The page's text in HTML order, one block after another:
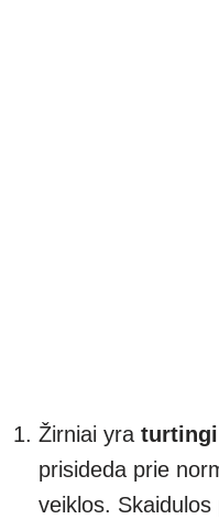
Žirniai yra
prisideda prie
veiklos.